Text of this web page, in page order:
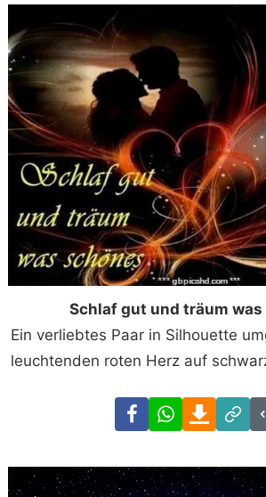
Schlaf gut und träum was
Ein verliebtes Paar in Silhouette
leuchtenden roten Herz auf
FacebookWhatsApp
Link